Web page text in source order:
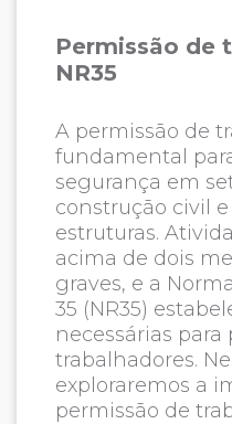
Permissão de
NR35
A permissão de
fundamental
segurança em
construção civil
estruturas.
acima de dois
graves, e a
35 (NR35)
necessárias para
trabalhadores.
exploraremos a
permissão de